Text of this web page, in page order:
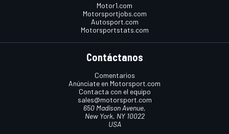
Motor1.com
Motorsportjobs.com
Autosport.com
Motorsportstats.com
Contáctanos
Comentarios
Anúnciate en Motorsport.com
Contacta con el equipo
sales@motorsport.com
650 Madison Avenue,
New York, NY 10022
USA